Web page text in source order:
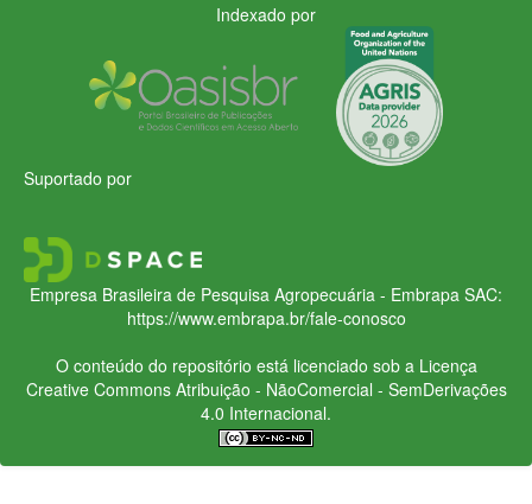
Indexado por
Suportado por
Empresa Brasileira de Pesquisa Agropecuária - Embrapa SAC:
https://www.embrapa.br/fale-conosco
O conteúdo do repositório está licenciado sob a Licença
Creative CommonsAtribuição - NãoComercial - SemDerivações
4.0 Internacional.